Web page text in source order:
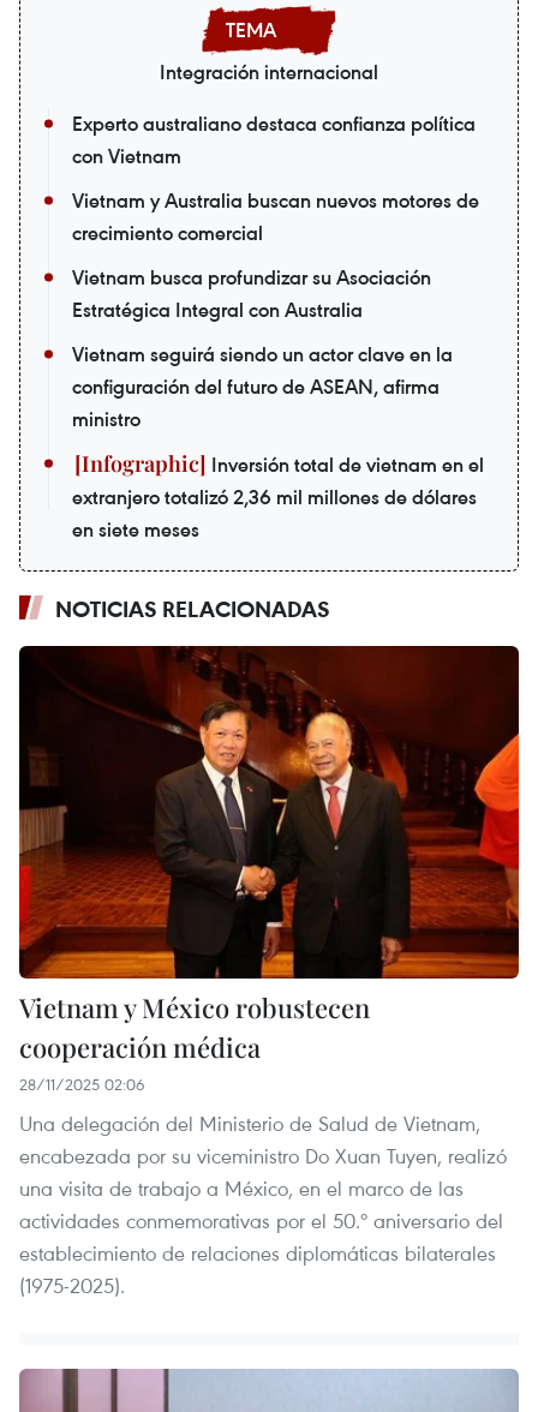
Integración internacional
Experto australiano destaca confianza política
con Vietnam
Vietnam y Australia buscan nuevos motores de
crecimiento comercial
Vietnam busca profundizar su Asociación
Estratégica Integral con Australia
Vietnam seguirá siendo un actor clave en la
configuración del futuro de ASEAN, afirma
ministro
Inversión total de vietnam en el
extranjero totalizó 2,36 mil millones de dólares
en siete meses
NOTICIAS RELACIONADAS
Vietnam y México robustecen
cooperación médica
28/11/2025 02:06
Una delegación del Ministerio de Salud de Vietnam,
encabezada por su viceministro Do Xuan Tuyen, realizó
una visita de trabajo a México, en el marco de las
actividades conmemorativas por el 50.º aniversario del
establecimiento de relaciones diplomáticas bilaterales
(1975-2025).